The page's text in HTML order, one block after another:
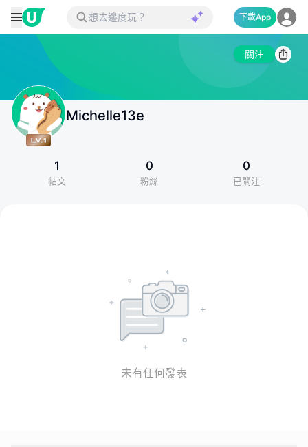
下載App
關注
Michelle13e
1
帖文
0
粉絲
0
已關注
未有任何發表